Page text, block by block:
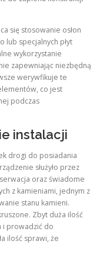
się stosowanie osłon
lub specjalnych płyt
wykorzystanie
zapewniając niezbędną
werywfikuje te
co jest
podczas
instalacji
drogi do posiadania
służyło przez
oraz świadome
z kamieniami, jednym z
stanu kamieni.
Zbyt duża ilość
i prowadzić do
ilość sprawi, że